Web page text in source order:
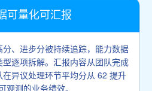
可量化可汇报
、进步分被持续追踪，能力数据
逐项拆解。汇报内容从团队完成
异议处理环节平均分从 62 提升
观测的业务绩效。